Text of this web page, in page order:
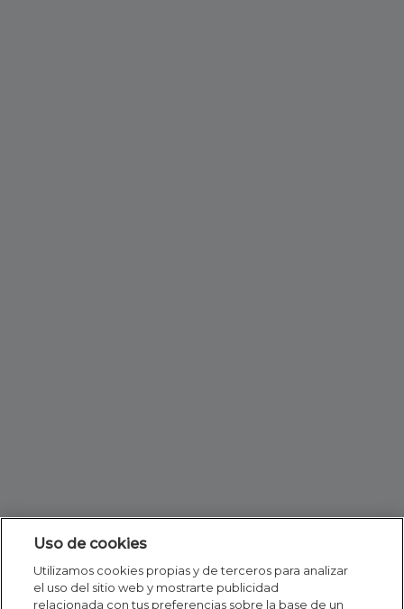
Uso de cookies
Utilizamos cookies propias y de terceros para analizar
el uso del sitio web y mostrarte publicidad
relacionada con tus preferencias sobre la base de un